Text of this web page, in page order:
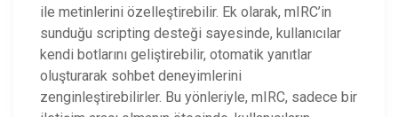
ile metinlerini özelleştirebilir. Ek olarak, mIRC’in
sunduğu scripting desteği sayesinde, kullanıcılar
kendi botlarını geliştirebilir, otomatik yanıtlar
oluşturarak sohbet deneyimlerini
zenginleştirebilirler. Bu yönleriyle, mIRC, sadece bir